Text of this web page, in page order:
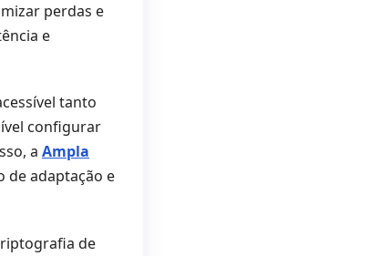
perdas e
e
tanto
configurar
a Ampla
de adaptação e
de